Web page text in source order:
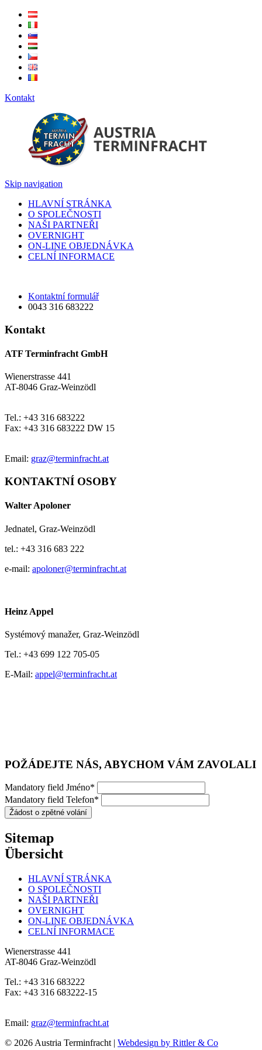
Kontakt
Skip navigation
HLAVNÍ STRÁNKA
O SPOLEČNOSTI
NAŠI PARTNEŘI
OVERNIGHT
ON-LINE OBJEDNÁVKA
CELNÍ INFORMACE
Kontaktní formulář
0043 316 683222
Kontakt
ATF Terminfracht GmbH
Wienerstrasse 441
AT-8046 Graz-Weinzödl
Tel.: +43 316 683222
Fax: +43 316 683222 DW 15
Email: graz@terminfracht.at
KONTAKTNÍ OSOBY
Walter Apoloner
Jednatel, Graz-Weinzödl
tel.: +43 316 683 222
e-mail: apoloner@terminfracht.at
Heinz Appel
Systémový manažer, Graz-Weinzödl
Tel.: +43 699 122 705-05
E-Mail: appel@terminfracht.at
POŽÁDEJTE NÁS, ABYCHOM VÁM ZAVOLALI
Mandatory field Jméno*
Mandatory field Telefon*
Sitemap
Übersicht
HLAVNÍ STRÁNKA
O SPOLEČNOSTI
NAŠI PARTNEŘI
OVERNIGHT
ON-LINE OBJEDNÁVKA
CELNÍ INFORMACE
Wienerstrasse 441
AT-8046 Graz-Weinzödl
Tel.: +43 316 683222
Fax: +43 316 683222-15
Email: graz@terminfracht.at
© 2026 Austria Terminfracht | Webdesign by Rittler & Co